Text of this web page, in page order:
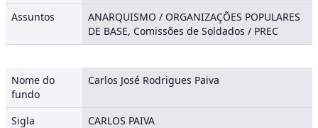
Assuntos
ANARQUISMO / ORGANIZAÇÕES POPULARES
DE BASE, Comissões de Soldados / PREC
Nome do
fundo
Carlos José Rodrigues Paiva
Sigla
CARLOS PAIVA